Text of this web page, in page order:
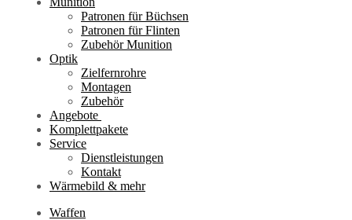
Patronen für Büchsen
Patronen für Flinten
Zubehör Munition
Optik
Zielfernrohre
Montagen
Zubehör
Angebote
Komplettpakete
Service
Dienstleistungen
Kontakt
Wärmebild & mehr
Waffen